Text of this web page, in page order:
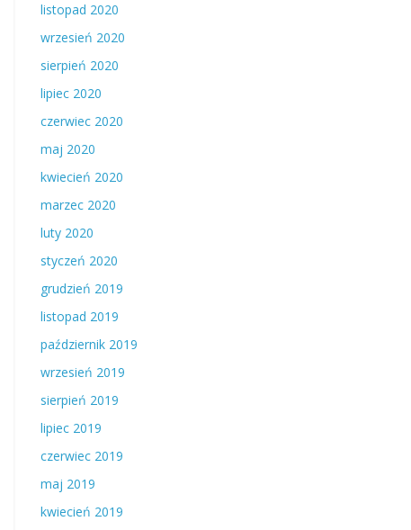
listopad 2020
wrzesień 2020
sierpień 2020
lipiec 2020
czerwiec 2020
maj 2020
kwiecień 2020
marzec 2020
luty 2020
styczeń 2020
grudzień 2019
listopad 2019
październik 2019
wrzesień 2019
sierpień 2019
lipiec 2019
czerwiec 2019
maj 2019
kwiecień 2019